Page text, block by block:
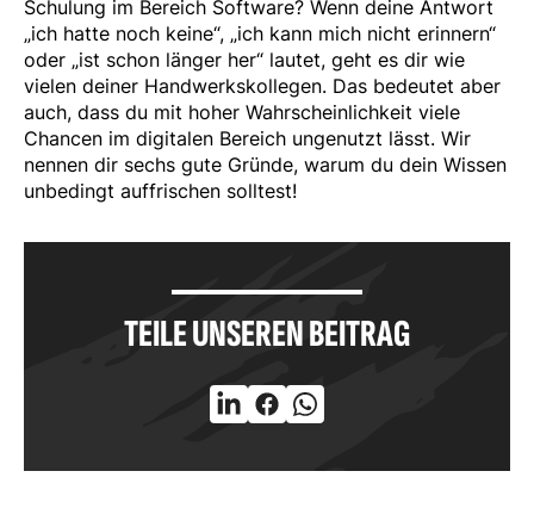
Schulung im Bereich Software? Wenn deine Antwort
„ich hatte noch keine“, „ich kann mich nicht erinnern“
oder „ist schon länger her“ lautet, geht es dir wie
vielen deiner Handwerkskollegen. Das bedeutet aber
auch, dass du mit hoher Wahrscheinlichkeit viele
Chancen im digitalen Bereich ungenutzt lässt. Wir
nennen dir sechs gute Gründe, warum du dein Wissen
unbedingt auffrischen solltest!
TEILE UNSEREN BEITRAG